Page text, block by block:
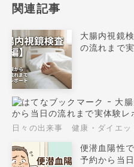
関連記事
大腸内視鏡
の流れまで
日々の出来事 健康・ダイエッ
便潜血陽性
予約から当